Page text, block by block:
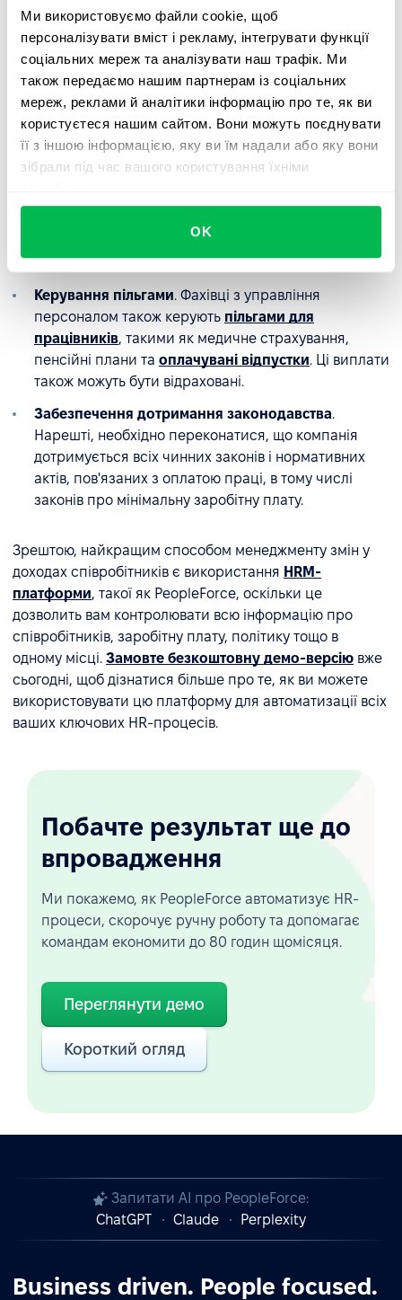
Ми використовуємо файли cookie, щоб
персоналізувати вміст і рекламу, інтегрувати функції
соціальних мереж та аналізувати наш трафік. Ми
також передаємо нашим партнерам із соціальних
мереж, реклами й аналітики інформацію про те, як ви
користуєтеся нашим сайтом. Вони можуть поєднувати
її з іншою інформацією, яку ви їм надали або яку вони
зібрали під час вашого користування їхніми
OK
ставка заробітної плати для кожного працівника,
виходячи з його посадових обов'язків, рівня
досвіду, освіти та інших факторів.
Розрахунок валової заробітної плати. Потім ви
розраховуєте загальну заробітну плату для кожного
працівника на основі його тарифної ставки та
кількості відпрацьованих годин.
інші утримання з валової зарплати працівника, щоб
отримати його чисту зарплату.
Керування пільгами. Фахівці з управління
персоналом також керують пільгами для
працівників, такими як медичне страхування,
пенсійні плани та оплачувані відпустки. Ці виплати
також можуть бути відраховані.
Забезпечення дотримання законодавства.
Нарешті, необхідно переконатися, що компанія
дотримується всіх чинних законів і нормативних
актів, пов'язаних з оплатою праці, в тому числі
законів про мінімальну заробітну плату.
Зрештою, найкращим способом менеджменту змін у
доходах співробітників є використання HRM-
платформи, такої як PeopleForce, оскільки це
дозволить вам контролювати всю інформацію про
співробітників, заробітну плату, політику тощо в
одному місці. Замовте безкоштовну демо-версію вже
сьогодні, щоб дізнатися більше про те, як ви можете
використовувати цю платформу для автоматизації всіх
ваших ключових HR-процесів.
Побачте результат ще до
впровадження
Ми покажемо, як PeopleForce автоматизує HR-
процеси, скорочує ручну роботу та допомагає
командам економити до 80 годин щомісяця.
Переглянути демо
Короткий огляд
Запитати AI про PeopleForce:
ChatGPT
Claude Perplexity
Business driven. People focused.